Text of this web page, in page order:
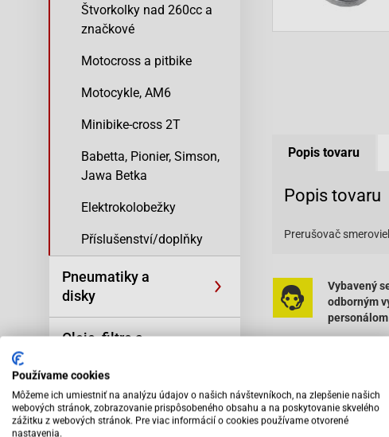
Štvorkolky nad 260cc a
značkové
Motocross a pitbike
Motocykle, AM6
Minibike-cross 2T
Babetta, Pionier, Simson,
Jawa Betka
Elektrokolobežky
Příslušenství/doplňky
Pneumatiky a
disky
Oleje, filtre a
Reťaze
Popis tovaru
Popis tovaru
Prerušovač
Vybavený
odborným
personálom
Používame cookies
Môžeme ich umiestniť na analýzu údajov o našich návštevníkoch, na zlepšenie našich
webových stránok, zobrazovanie prispôsobeného obsahu a na poskytovanie skvelého
zážitku z webových stránok. Pre viac informácií o cookies používame otvorené
nastavenia.